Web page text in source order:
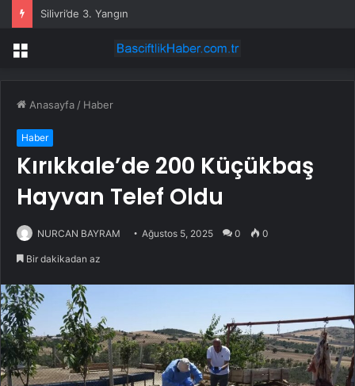
Silivri’de 3. Yangın
Menü
Anasayfa / Haber
Haber
Kırıkkale’de 200 Küçükbaş
Hayvan Telef Oldu
NURCAN BAYRAM Ağustos 5, 2025 0 0
Bir dakikadan az